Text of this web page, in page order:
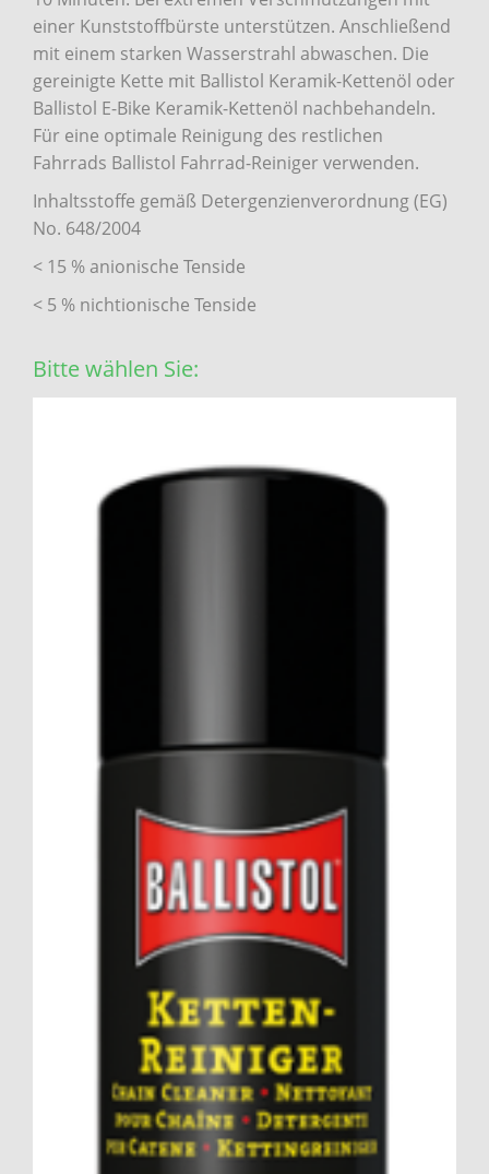
einer Kunststoffbürste unterstützen. Anschließend
mit einem starken Wasserstrahl abwaschen. Die
gereinigte Kette mit Ballistol Keramik-Kettenöl oder
Ballistol E-Bike Keramik-Kettenöl nachbehandeln.
Für eine optimale Reinigung des restlichen
Fahrrads Ballistol Fahrrad-Reiniger verwenden.
Inhaltsstoffe gemäß Detergenzienverordnung (EG)
No. 648/2004
< 15 % anionische Tenside
< 5 % nichtionische Tenside
Bitte wählen Sie: